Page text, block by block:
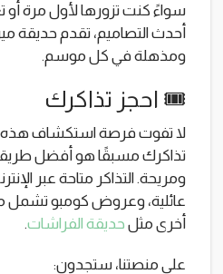
سواءً كنت تزورها لأول مرة أو
أحدث التصاميم، تقدم حديقة
ومذهلة في كل موسم.
🎟️ احجز تذاكرك
لا تفوت فرصة استكشاف هذه
تذاكرك مسبقًا هو أفضل
ومريحة. التذاكر متاحة عبر
عائلية، وعروض كومبو تشمل
أخرى مثل حديقة الفراشات.
على منصتنا، ستجدون: